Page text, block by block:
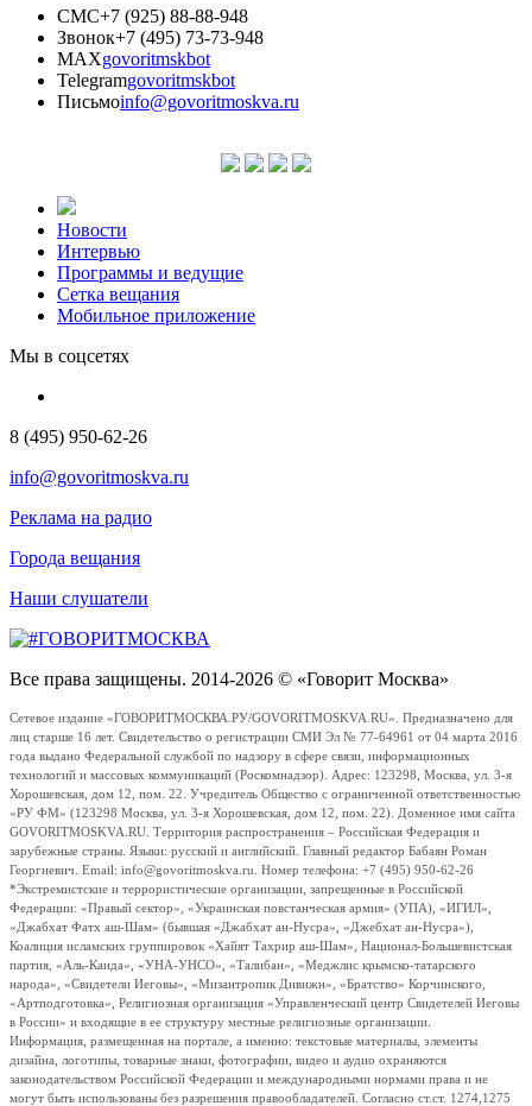
СМС+7 (925) 88-88-948
Звонок+7 (495) 73-73-948
MAXgovoritmskbot
Telegramgovoritmskbot
Письмоinfo@govoritmoskva.ru
Новости
Интервью
Программы и ведущие
Сетка вещания
Мобильное приложение
Мы в соцсетях
8 (495) 950-62-26
info@govoritmoskva.ru
Реклама на радио
Города вещания
Наши слушатели
Все права защищены. 2014-2026 © «Говорит Москва»
Сетевое издание «ГОВОРИТМОСКВА.РУ/GOVORITMOSKVA.RU». Предназначено для
лиц старше 16 лет. Свидетельство о регистрации СМИ Эл № 77-64961 от 04 марта 2016
года выдано Федеральной службой по надзору в сфере связи, информационных
технологий и массовых коммуникаций (Роскомнадзор). Адрес: 123298, Москва, ул. 3-я
Хорошевская, дом 12, пом. 22. Учредитель Общество с ограниченной ответственностью
«РУ ФМ» (123298 Москва, ул. 3-я Хорошевская, дом 12, пом. 22). Доменное имя сайта
GOVORITMOSKVA.RU. Территория распространения – Российская Федерация и
зарубежные страны. Языки: русский и английский. Главный редактор Бабаян Роман
Георгиевич. Email: info@govoritmoskva.ru. Номер телефона: +7 (495) 950-62-26
*Экстремистские и террористические организации, запрещенные в Российской
Федерации: «Правый сектор», «Украинская повстанческая армия» (УПА), «ИГИЛ»,
«Джабхат Фатх аш-Шам» (бывшая «Джабхат ан-Нусра», «Джебхат ан-Нусра»),
Коалиция исламских группировок «Хайят Тахрир аш-Шам», Национал-Большевистская
партия, «Аль-Каида», «УНА-УНСО», «Талибан», «Меджлис крымско-татарского
народа», «Свидетели Иеговы», «Мизантропик Дивижн», «Братство» Корчинского,
«Артподготовка», Религиозная организация «Управленческий центр Свидетелей Иеговы
в России» и входящие в ее структуру местные религиозные организации.
Информация, размещенная на портале, а именно: текстовые материалы, элементы
дизайна, логотипы, товарные знаки, фотографии, видео и аудио охраняются
законодательством Российской Федерации и международными нормами права и не
могут быть использованы без разрешения правообладателей. Согласно ст.ст. 1274,1275